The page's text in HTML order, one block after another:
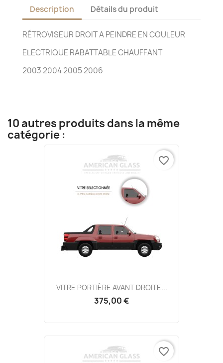
Description Détails du produit
RÉTROVISEUR DROIT A PEINDRE EN COULEUR
ELECTRIQUE RABATTABLE CHAUFFANT
2003 2004 2005 2006
10 autres produits dans la même
catégorie :
VITRE PORTIÈRE AVANT DROITE...
375,00 €
favorite_border
favorite_border